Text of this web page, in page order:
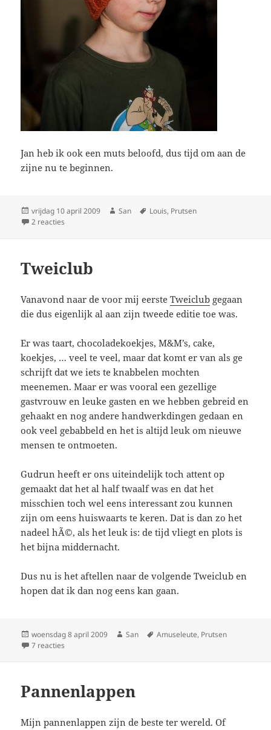
Jan heb ik ook een muts beloofd, dus tijd om aan de
zijne nu te beginnen.
Geplaatst
op
vrijdag 10 april 2009 Auteur
San Tags
Louis, Prutsen
2 reacties
Tweiclub
Vanavond naar de voor mij eersteTweiclub gegaan
die dus eigenlijk al aan zijn tweede editie toe was.
Er was taart, chocoladekoekjes, M&M’s, cake,
koekjes, … veel te veel, maar dat komt er van als ge
schrijft dat we iets te knabbelen mochten
meenemen. Maar er was vooral een gezellige
gastvrouw en leuke gasten en we hebben gebreid en
gehaakt en nog andere handwerkdingen gedaan en
ook veel gebabbeld en het is altijd leuk om nieuwe
mensen te ontmoeten.
Gudrun heeft er ons uiteindelijk toch attent op
gemaakt dat het al half twaalf was en dat het
misschien toch wel eens interessant zou kunnen
zijn om eens huiswaarts te keren. Dat is dan zo het
nadeel hÃ©, als het leuk is: de tijd vliegt en plots is
het bijna middernacht.
Dus nu is het aftellen naar de volgende Tweiclub en
hopen dat ik dan nog eens kan gaan.
Geplaatst
op
woensdag 8 april 2009 Auteur
San Tags
Amuseleute, Prutsen
7 reacties
Pannenlappen
Mijn pannenlappen zijn de beste ter wereld. Of